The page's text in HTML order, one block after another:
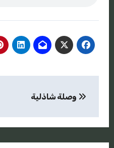
المقالات
وصلة شاذلية